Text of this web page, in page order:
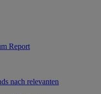
Report
nach relevanten